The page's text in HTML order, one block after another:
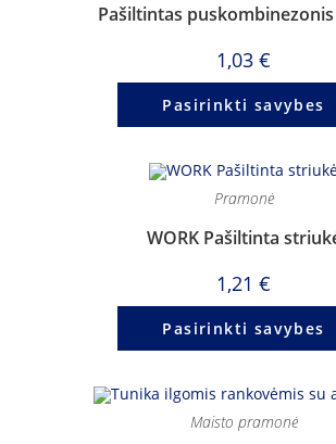
Pašiltintas puskombinezonis
1,03 €
Pasirinkti savybes
Pramonė
WORK Pašiltinta
1,21 €
Pasirinkti savybes
Maisto pramonė